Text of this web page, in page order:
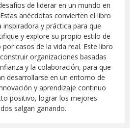
de liderar en un mundo en
anécdotas convierten el libro
y práctica para que
y explore su propio estilo de
casos de la vida real. Este libro
organizaciones basadas
y la colaboración, para que
desarrollarse en un entorno de
y aprendizaje continuo
positivo, lograr los mejores
salgan ganando.